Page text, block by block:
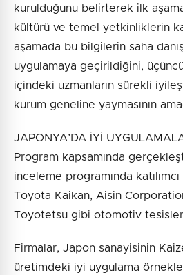
kurulduğunu belirterek ilk
kültürü ve temel yetkinliklerin
aşamada bu bilgilerin saha
uygulamaya geçirildiğini,
içindeki uzmanların sürekli
kurum geneline yaymasının
JAPONYA’DA İYİ
Program kapsamında
inceleme programında
Toyota Kaikan, Aisin
Toyotetsu gibi otomotiv
Firmalar, Japon sanayisinin
üretimdeki iyi uygulama